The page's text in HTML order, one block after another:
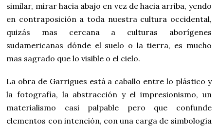
similar, mirar hacia abajo en vez de hacia arriba, yendo
en contraposición a toda nuestra cultura occidental,
quizás mas cercana a culturas aborígenes
sudamericanas dónde el suelo o la tierra, es mucho
mas sagrado que lo visible o el cielo.
La obra de Garrigues está a caballo entre lo plástico y
la fotografía, la abstracción y el impresionismo, un
materialismo casi palpable pero que confunde
elementos con intención, con una carga de simbología